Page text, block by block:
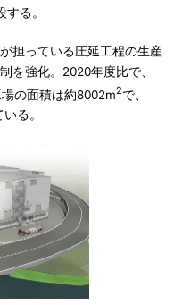
る。
担っている圧延工程の生産
を強化。2020年度比で、
の面積は約8002m2で、
る。